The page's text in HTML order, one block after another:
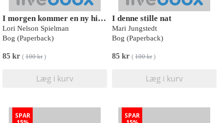
I morgen kommer en ny himmel
Lori Nelson Spielman
Bog (Paperback)
85 kr ( 100 kr)
Læg i kurv
I denne stille nat
Mari Jungstedt
Bog (Paperback)
85 kr ( 100 kr)
Læg i kurv
SPAR
SPAR